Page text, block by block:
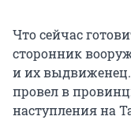
Что сейчас
сторонник
и их выдвиженец.
провел в
наступления на